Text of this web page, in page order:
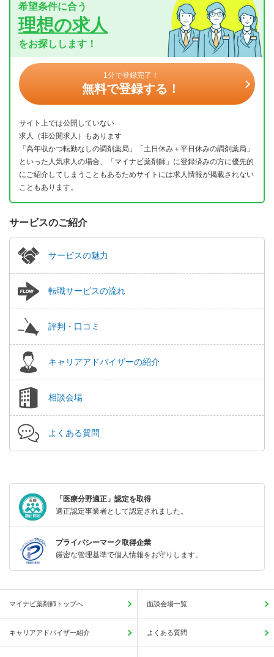
希望条件に合う
理想の求人
をお探しします！
1分で登録完了！
無料で登録する！
サイト上では公開していない
求人（非公開求人）もあります
「高年収かつ転勤なしの調剤薬局」「土日休み＋平日休みの調剤薬局」
といった人気求人の場合、「マイナビ薬剤師」に登録済みの方に優先的
にご紹介してしまうこともあるためサイトには求人情報が掲載されない
こともあります。
サービスのご紹介
サービスの魅力
転職サービスの流れ
評判・口コミ
キャリアアドバイザーの紹介
相談会場
よくある質問
「医療分野適正」認定を取得
適正認定事業者として認定されました。
プライバシーマーク取得企業
厳密な管理基準で個人情報をお守りします。
マイナビ薬剤師トップへ 面談会場一覧
キャリアアドバイザー紹介 よくある質問